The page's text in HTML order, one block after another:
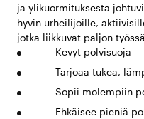
ja ylikuormituksesta
hyvin urheilijoille,
jotka liikkuvat paljon
Kevyt polvisuoja
Tarjoaa tukea,
Sopii molempiin
Ehkäisee pieniä